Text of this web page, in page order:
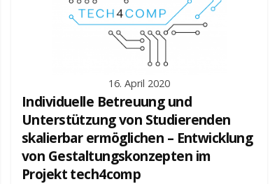
16. April 2020
Individuelle Betreuung und
Unterstützung von Studierenden
skalierbar ermöglichen – Entwicklung
von Gestaltungskonzepten im
Projekt tech4comp